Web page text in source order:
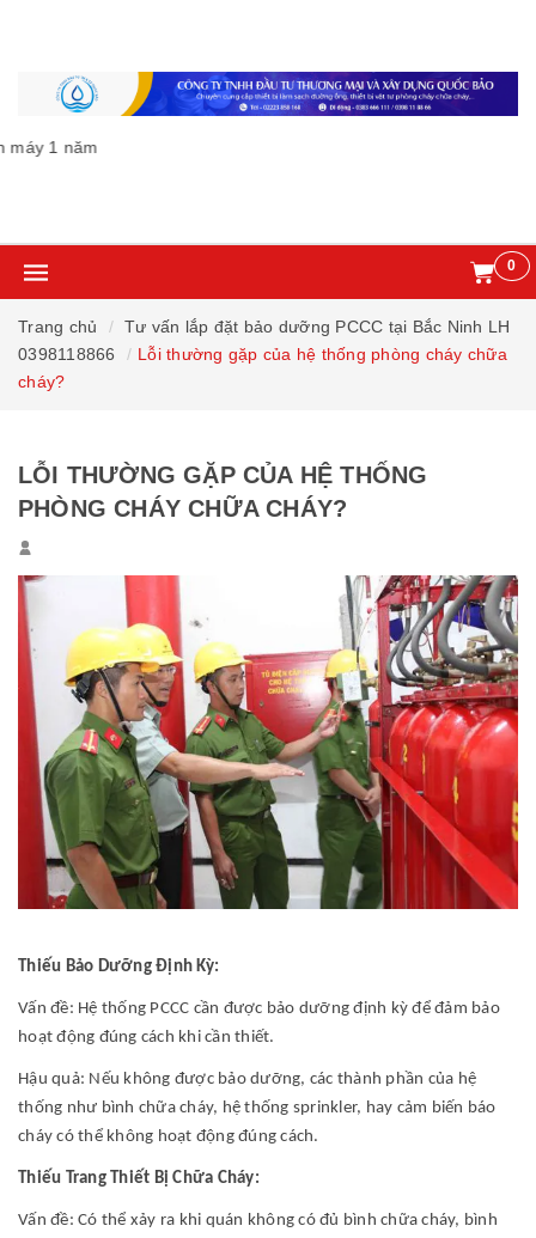
1 năm
0
Trang chủ
Tư vấn lắp đặt bảo dưỡng PCCC tại Bắc Ninh LH
0398118866
Lỗi thường gặp của hệ thống phòng cháy chữa
cháy?
LỖI THƯỜNG GẶP CỦA HỆ THỐNG
PHÒNG CHÁY CHỮA CHÁY?
Thiếu Bảo Dưỡng Định Kỳ:
Vấn đề: Hệ thống PCCC cần được bảo dưỡng định kỳ để đảm bảo
hoạt động đúng cách khi cần thiết.
Hậu quả: Nếu không được bảo dưỡng, các thành phần của hệ
thống như bình chữa cháy, hệ thống sprinkler, hay cảm biến báo
cháy có thể không hoạt động đúng cách.
Thiếu Trang Thiết Bị Chữa Cháy:
Vấn đề: Có thể xảy ra khi quán không có đủ bình chữa cháy, bình